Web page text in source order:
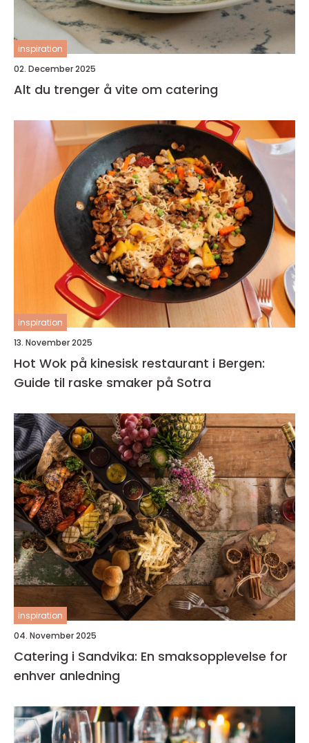
inspiration
02. December 2025
Alt du trenger å vite om catering
inspiration
13. November 2025
Hot Wok på kinesisk restaurant i Bergen:
Guide til raske smaker på Sotra
inspiration
04. November 2025
Catering i Sandvika: En smaksopplevelse for
enhver anledning